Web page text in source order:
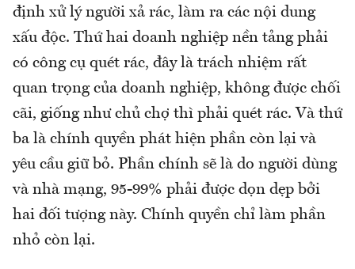
định xử lý người xả rác, làm ra các nội dung
xấu độc. Thứ hai doanh nghiệp nền tảng phải
có công cụ quét rác, đây là trách nhiệm rất
quan trọng của doanh nghiệp, không được chối
cãi, giống như chủ chợ thì phải quét rác. Và thứ
ba là chính quyền phát hiện phần còn lại và
yêu cầu giữ bỏ. Phần chính sẽ là do người dùng
và nhà mạng, 95-99% phải được dọn dẹp bởi
hai đối tượng này. Chính quyền chỉ làm phần
nhỏ còn lại.